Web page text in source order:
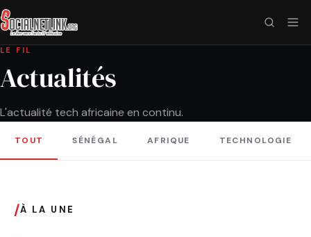
LE FIL
Actualités
L'actualité tech africaine en continu.
TOUT SÉNÉGAL AFRIQUE TECHNOLOGIE
/À LA UNE